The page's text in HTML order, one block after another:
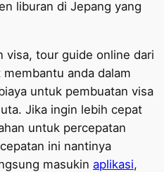
liburan di Jepang yang
visa, tour guide online dari
anda dalam
untuk pembuatan visa
Jika ingin lebih cepat
untuk percepatan
ini nantinya
masukin aplikasi,